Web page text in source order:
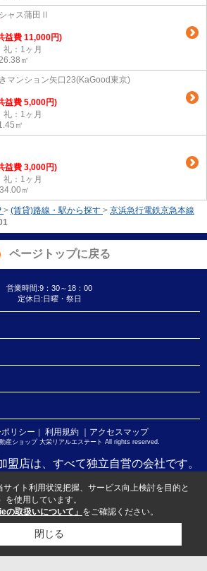
ャス蒲田Ⅱ
益費 11,000円)
礼：1ヶ月
㎡
マンション矢口23(KaGood東京)
益費 5,000円)
礼：1ヶ月
㎡
益費 3,000円)
礼：1ヶ月
㎡
> (賃貸)路線・駅から探す > 京浜急行電鉄京急本線
ページトップに戻る
営業時間:9：30～18：00
定休日:日曜・祭日
リシー ｜ 利用規約 ｜アクセスマップ
産ショップ 大栄リアルエステート All rights reserved.
盟店は、すべて独立自営の会社です。
イト利用状況把握、サービス向上検討を目的と
使用しています。
の取扱いについて」 をご確認ください。
閉じる